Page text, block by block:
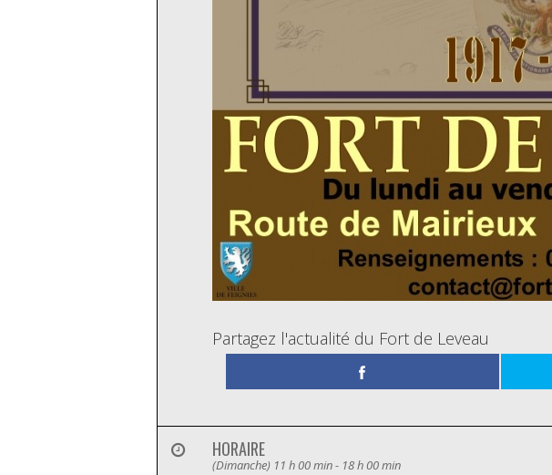
Partagez l'actualité du Fort de Leveau
HORAIRE
(Dimanche) 11 h 00 min - 18 h 00 min